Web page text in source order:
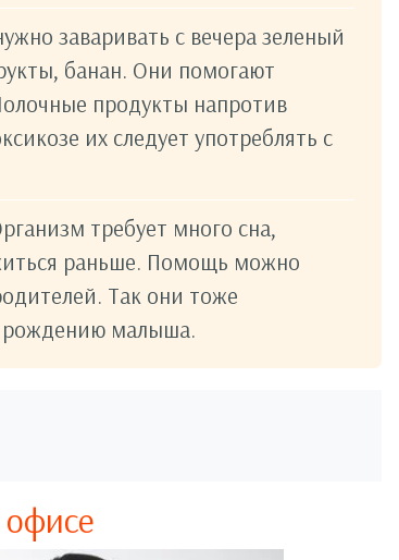
заваривать с вечера зеленый
банан. Они помогают
продукты напротив
их следует употреблять с
требует много сна,
раньше. Помощь можно
Так они тоже
рождению малыша.
офисе